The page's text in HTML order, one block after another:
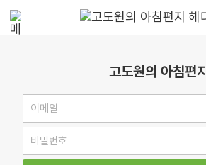
고도원의 아침편지